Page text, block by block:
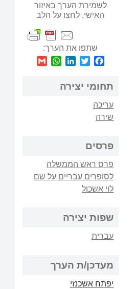
לשמירת הערך באיזור
האישי, לחצו על הלב
שתפו את הערך:
Facebook
Twitter
LinkedIn
WhatsApp
תחומי יצירה
עריכה
שירה
פרסים
פרס ראש הממשלה
לסופרים עבריים על שם
לוי אשכול
שפות יצירה
עברית
מעדכן/ת הערך
יפתח אשכנזי